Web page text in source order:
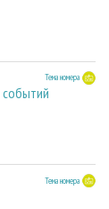
Тема номера
Тема номера